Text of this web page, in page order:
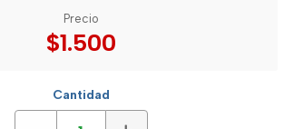
Precio
$1.500
Cantidad